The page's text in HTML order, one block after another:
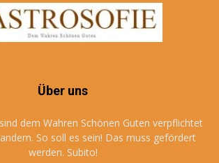
Über uns
dem Wahren Schönen Guten verpflichtet
So soll es sein! Das muss gefördert
werden. Subito!